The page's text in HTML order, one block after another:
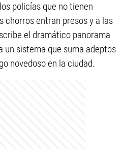
policías que no tienen
chorros entran presos y a las
el dramático panorama
un sistema que suma adeptos
novedoso en la ciudad.